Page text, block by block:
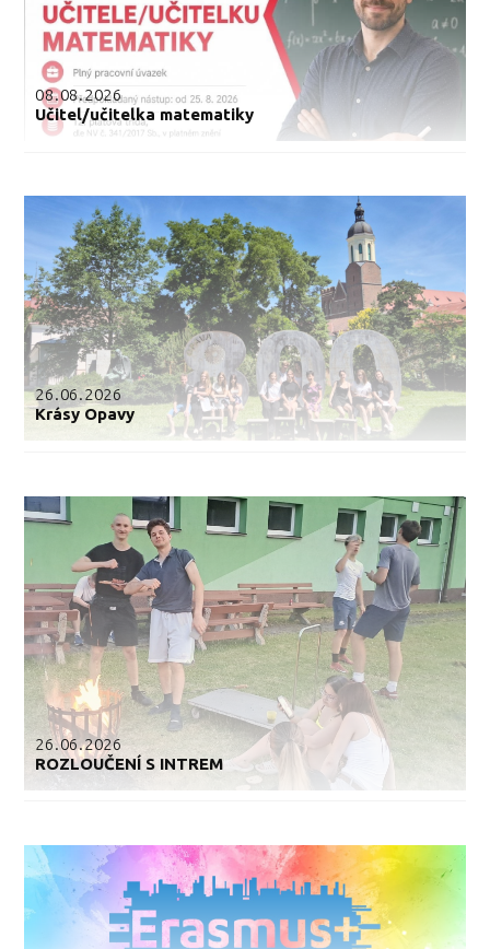
08.08.2026
Učitel/učitelka matematiky
26.06.2026
Krásy Opavy
26.06.2026
ROZLOUČENÍ S INTREM